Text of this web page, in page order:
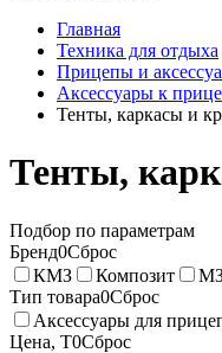
Главная
Техника для отдыха
Прицепы и
Аксессуары к
Тенты, каркасы и
Тенты,
Подбор по параметрам
Бренд0Сброс
КМЗ
Композит
Тип товара0Сброс
Аксессуары для
Цена, T0Сброс